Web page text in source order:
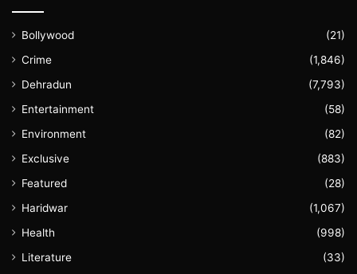
Bollywood
(21)
Crime
(1,846)
Dehradun
(7,793)
Entertainment
(58)
Environment
(82)
Exclusive
(883)
Featured
(28)
Haridwar
(1,067)
Health
(998)
Literature
(33)